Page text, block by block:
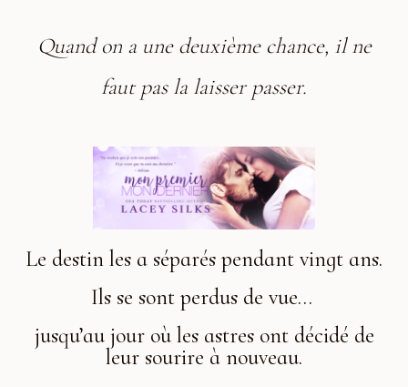
Quand on a une deuxième chance, il ne
faut pas la laisser passer.
Le destin les a séparés pendant vingt ans.
Ils se sont perdus de vue…
jusqu’au jour où les astres ont décidé de
leur sourire à nouveau.